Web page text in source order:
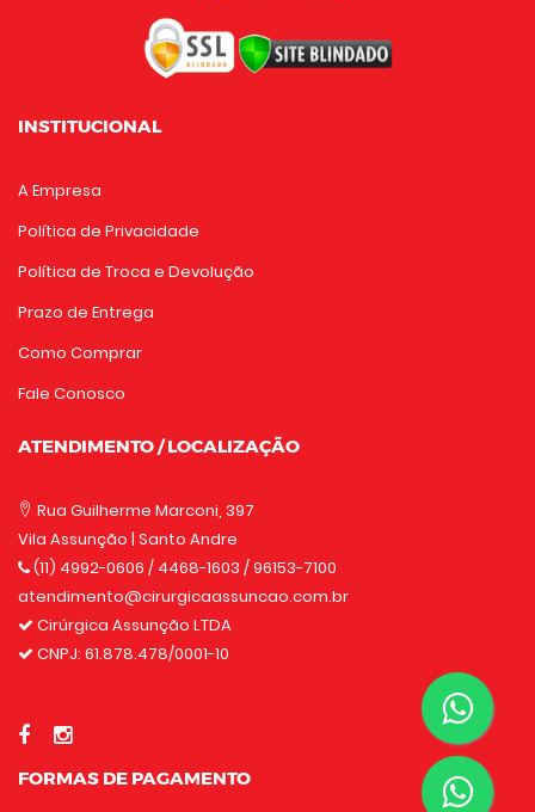
INSTITUCIONAL
A Empresa
Política de Privacidade
Política de Troca e Devolução
Prazo de Entrega
Como Comprar
Fale Conosco
ATENDIMENTO / LOCALIZAÇÃO
Rua Guilherme Marconi, 397
Vila Assunção | Santo Andre
(11) 4992-0606 / 4468-1603 / 96153-7100
atendimento@cirurgicaassuncao.com.br
Cirúrgica Assunção LTDA
CNPJ: 61.878.478/0001-10
FORMAS DE PAGAMENTO